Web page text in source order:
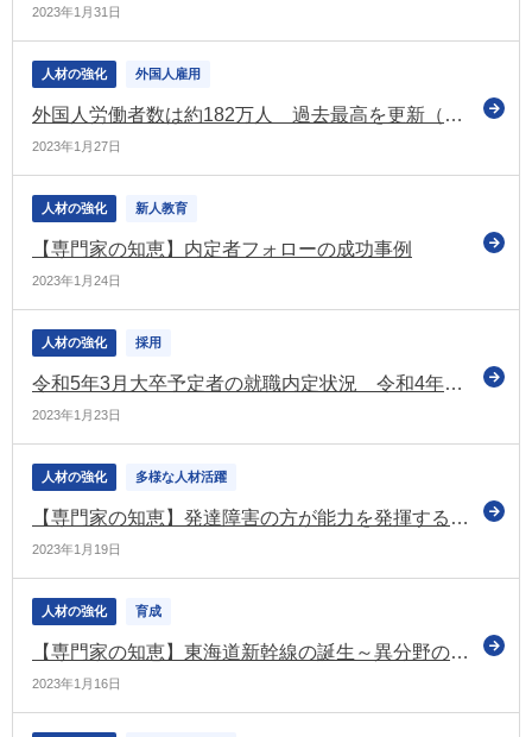
2023年1月31日
人材の強化 外国人雇用
外国人労働者数は約182万人 過去最高を更新（厚労省）
2023年1月27日
人材の強化 新人教育
【専門家の知恵】内定者フォローの成功事例
2023年1月24日
人材の強化 採用
令和5年3月大卒予定者の就職内定状況 令和4年12月現在で84.4％ 2年連続で前年同期を上回る
2023年1月23日
人材の強化 多様な人材活躍
【専門家の知恵】発達障害の方が能力を発揮するために、職場が配慮すべきポイントは？
2023年1月19日
人材の強化 育成
【専門家の知恵】東海道新幹線の誕生～異分野の技術者とサーバント・リーダー
2023年1月16日